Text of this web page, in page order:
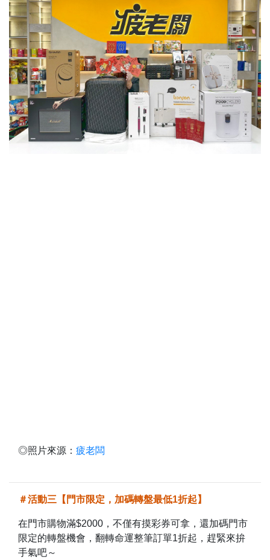
◎照片來源： 疲老闆
＃活動三【門市限定，加碼轉盤最低1折起】
在門市購物滿$2000，不僅有摸彩券可拿，還加碼門市
限定的轉盤機會，翻轉命運整筆訂單1折起，趕緊來拚
手氣吧～